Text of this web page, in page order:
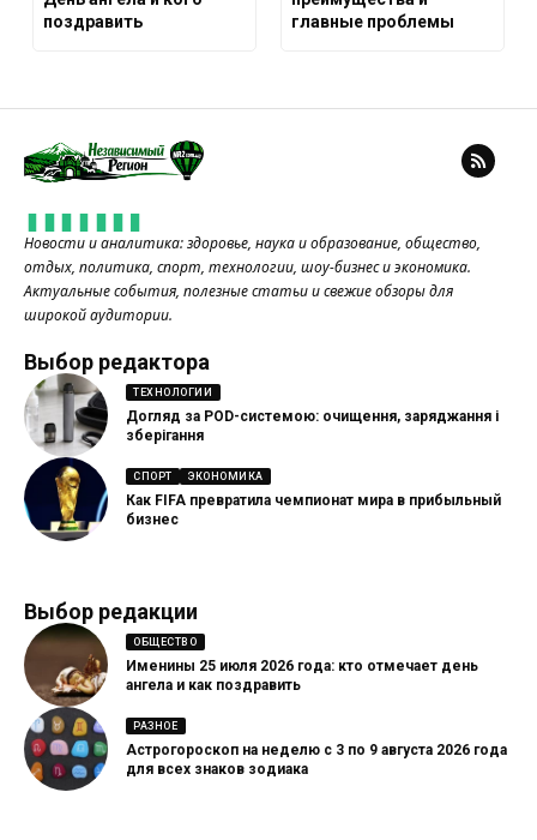
поздравить
главные проблемы
Новости и аналитика: здоровье, наука и образование, общество,
отдых, политика, спорт, технологии, шоу-бизнес и экономика.
Актуальные события, полезные статьи и свежие обзоры для
широкой аудитории.
Выбор редактора
ТЕХНОЛОГИИ
Догляд за POD-системою: очищення, заряджання і
зберігання
СПОРТ ЭКОНОМИКА
Как FIFA превратила чемпионат мира в прибыльный
бизнес
Выбор редакции
ОБЩЕСТВО
Именины 25 июля 2026 года: кто отмечает день
ангела и как поздравить
РАЗНОЕ
Астрогороскоп на неделю с 3 по 9 августа 2026 года
для всех знаков зодиака